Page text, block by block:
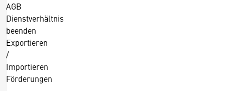
AGB
Dienstverhältnis
beenden
Exportieren
/
Importieren
Förderungen